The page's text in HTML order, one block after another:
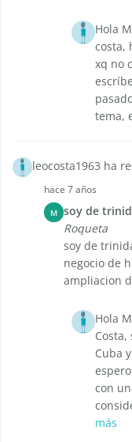
Hola
costa,
xq no
tema,
leocosta1963 ha
hace 7 años
M soy de
Roqueta
soy de
negocio de
ampliacion
Hola
Cuba
con
más